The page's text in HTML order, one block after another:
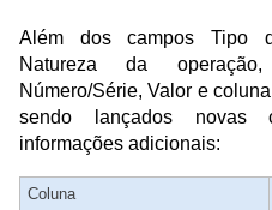
Além dos campos Tipo
Natureza da operação,
Número/Série, Valor e
sendo lançados novas
informações adicionais:
Coluna